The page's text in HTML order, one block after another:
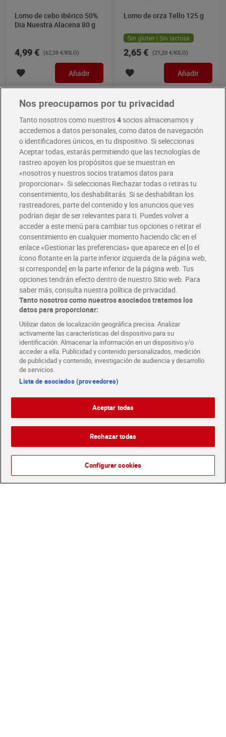
Lomo de cebo ibérico 50%
Dia Nuestra Alacena 80 g
4,99 € (62,38 €/KILO)
Añadir
Lomo de orza Tello 125 g
Sin gluten | Sin lactosa
2,65 € (21,20 €/KILO)
Añadir
Lomo de cebo de campo
ibérico Villar 90 g
5,49 € (61,00 €/KILO)
Añadir
Novedad
Pétalos de lomo 50% duroc
Dia Nuestra Alacena 80 g
1,99 € (24,88 €/KILO)
Añadir
Nos preocupamos por tu privacidad
Tanto nosotros como nuestros4socios almacenamos y
accedemos a datos personales, como datos de navegación
o identificadores únicos, en tu dispositivo. Si seleccionas
Aceptar todas, estarás permitiendo que las tecnologías de
rastreo apoyen los propósitos que se muestran en
«nosotros y nuestros socios tratamos datos para
proporcionar». Si seleccionas Rechazar todas o retiras tu
consentimiento, los deshabilitarás. Si se deshabilitan los
rastreadores, parte del contenido y los anuncios que ves
podrían dejar de ser relevantes para ti. Puedes volver a
acceder a este menú para cambiar tus opciones o retirar el
consentimiento en cualquier momento haciendo clic en el
enlace «Gestionar las preferencias» que aparece en el [o el
ícono flotante en la parte inferior izquierda de la página web,
si corresponde] en la parte inferior de la página web. Tus
opciones tendrán efecto dentro de nuestro Sitio web. Para
saber más, consulta nuestra política de privacidad.
Tanto nosotros como nuestros asociados tratamos los
datos para proporcionar:
Utilizar datos de localización geográfica precisa. Analizar
activamente las características del dispositivo para su
identificación. Almacenar la información en un dispositivo y/o
acceder a ella. Publicidad y contenido personalizados, medición
de publicidad y contenido, investigación de audiencia y desarrollo
de servicios.
Lista de asociados (proveedores)
Aceptar todas
Rechazar todas
Configurar cookies